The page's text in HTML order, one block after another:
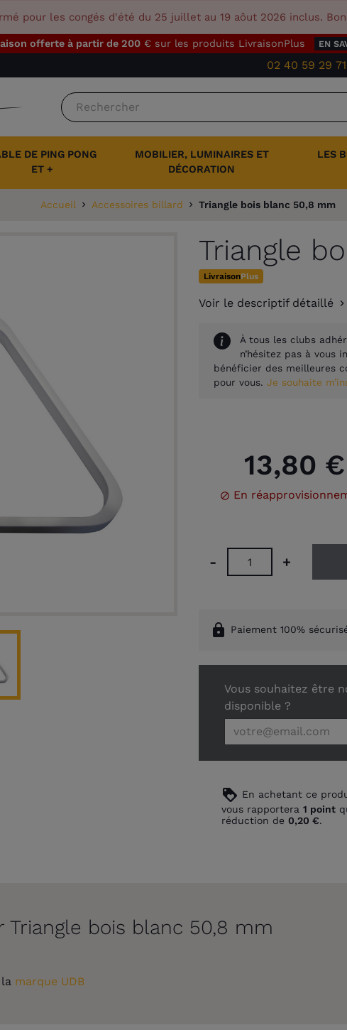
pour les congés d'été du 25 juillet au 19 aôut 2026 inclus.
offerte à partir de 200 € sur les produits LivraisonPlus EN
02 40 59 29 71
DE PING PONG
ET +
MOBILIER, LUMINAIRES ET
DÉCORATION
LES
Accueil Accessoires billard Triangle bois blanc 50,8 mm
Triangle
LivraisonPlus
Voir le descriptif détaillé
À tous les clubs
n’hésitez pas à vous
bénéficier des meilleures
pour vous. Je souhaite
13,80 €
 En
- +
lock Paiement 100%
Vous souhaitez être
disponible ?
loyalty En achetant ce
vous rapportera 1 point
réduction de 0,20 €.
Triangle bois blanc 50,8 mm
marque UDB